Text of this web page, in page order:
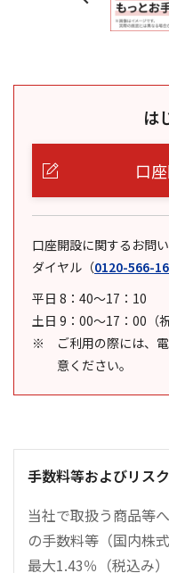
は
口
口座開設に関するお問
ダイヤル （0120-566-
平日 8：40～17：10
土日 9：00～17：00（
ご利用の際には、
意ください。
手数料等およびリス
当社で取扱う商品等
の手数料等（国内株
最大1.43％（税込み